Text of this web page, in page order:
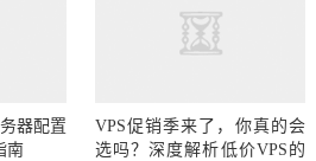
器配置
南
VPS促销季来了，你真的会
选吗？深度解析低价VPS的